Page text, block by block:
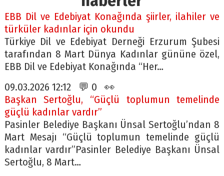
EBB Dil ve Edebiyat Konağında şiirler, ilahiler ve
türküler kadınlar için okundu
Türkiye Dil ve Edebiyat Derneği Erzurum Şubesi
tarafından 8 Mart Dünya Kadınlar gününe özel,
EBB Dil ve Edebiyat Konağında “Her…
09.03.2026 12:12 💬 0 👀
Başkan Sertoğlu, “Güçlü toplumun temelinde
güçlü kadınlar vardır”
Pasinler Belediye Başkanı Ünsal Sertoğlu’ndan 8
Mart Mesajı “Güçlü toplumun temelinde güçlü
kadınlar vardır”Pasinler Belediye Başkanı Ünsal
Sertoğlu, 8 Mart…